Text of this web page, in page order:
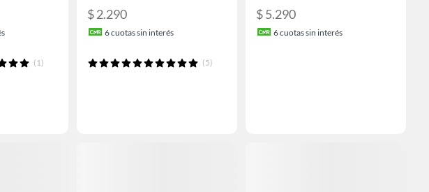
(1)
$ 2.290
6cuotas sin interés
(5)
$ 5.290
6cuotas sin interés